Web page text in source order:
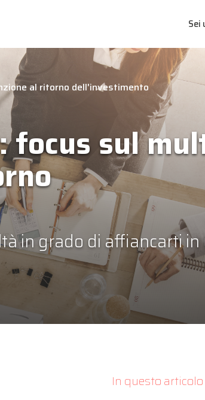
Sei
al ritorno dell'investimento
focus sul
in grado di affiancarti
In questo